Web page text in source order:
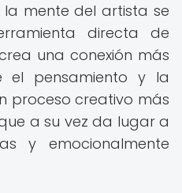
la mente del artista se
directa de
una conexión más
el pensamiento y la
proceso creativo más
a su vez da lugar a
y emocionalmente